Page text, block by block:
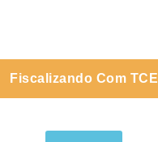
Fiscalizando Com TCE